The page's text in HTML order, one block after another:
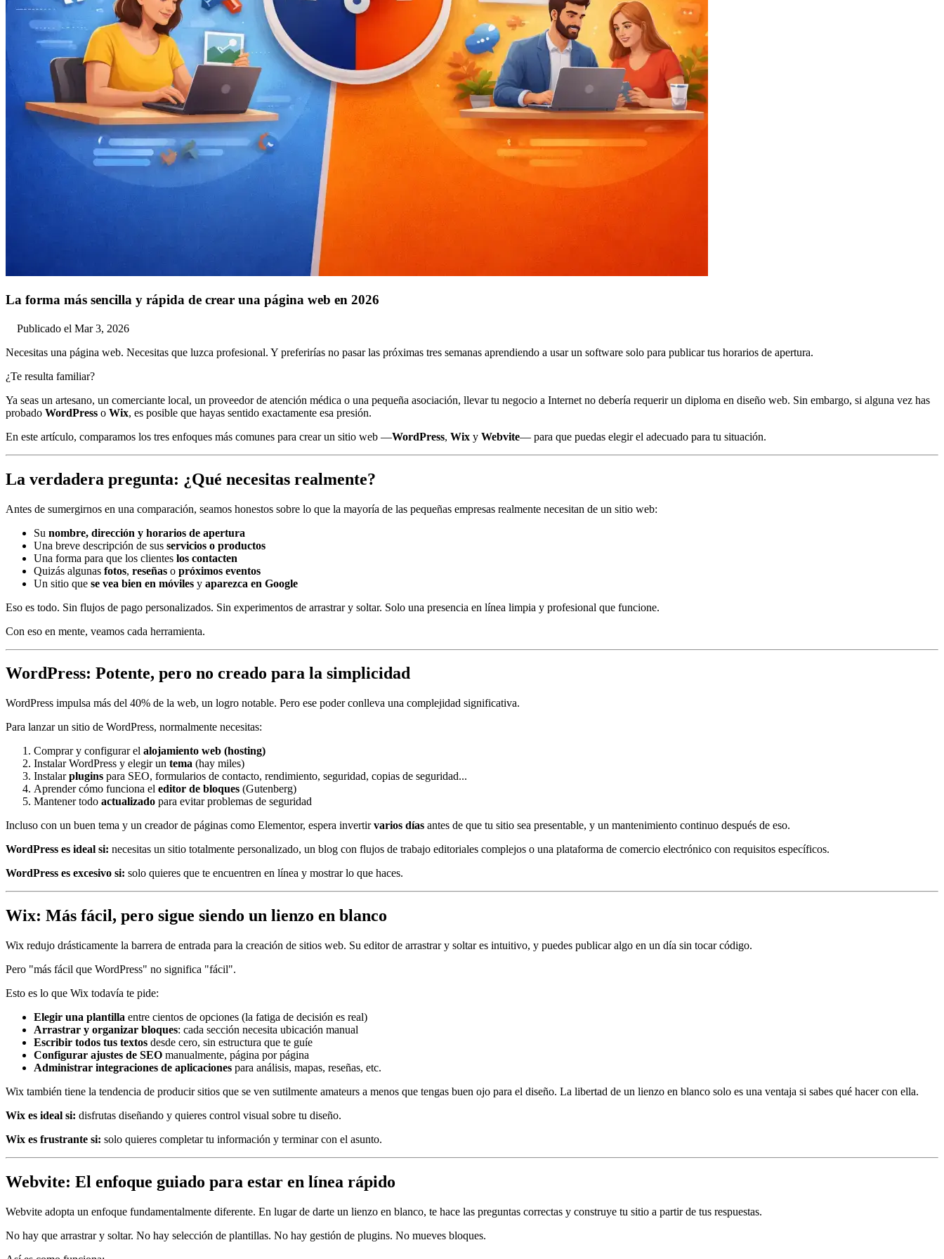
La forma más sencilla y rápida de crear una página web en 2026
Publicado el Mar 3, 2026
Necesitas una página web. Necesitas que luzca profesional. Y preferirías no pasar las próximas tres semanas aprendiendo a usar un software solo para publicar tus horarios de apertura.
¿Te resulta familiar?
Ya seas un artesano, un comerciante local, un proveedor de atención médica o una pequeña asociación, llevar tu negocio a Internet no debería requerir un diploma en diseño web. Sin embargo, si alguna vez has
probado WordPress o Wix, es posible que hayas sentido exactamente esa presión.
En este artículo, comparamos los tres enfoques más comunes para crear un sitio web —WordPress, Wix y Webvite— para que puedas elegir el adecuado para tu situación.
La verdadera pregunta: ¿Qué necesitas realmente?
Antes de sumergirnos en una comparación, seamos honestos sobre lo que la mayoría de las pequeñas empresas realmente necesitan de un sitio web:
Su nombre, dirección y horarios de apertura
Una breve descripción de sus servicios o productos
Una forma para que los clientes los contacten
Quizás algunas fotos, reseñas o próximos eventos
Un sitio que se vea bien en móviles y aparezca en Google
Eso es todo. Sin flujos de pago personalizados. Sin experimentos de arrastrar y soltar. Solo una presencia en línea limpia y profesional que funcione.
Con eso en mente, veamos cada herramienta.
WordPress: Potente, pero no creado para la simplicidad
WordPress impulsa más del 40% de la web, un logro notable. Pero ese poder conlleva una complejidad significativa.
Para lanzar un sitio de WordPress, normalmente necesitas:
Comprar y configurar el alojamiento web (hosting)
Instalar WordPress y elegir un tema (hay miles)
Instalarplugins para SEO, formularios de contacto, rendimiento, seguridad, copias de seguridad...
Aprender cómo funciona el editor de bloques (Gutenberg)
Mantener todo actualizado para evitar problemas de seguridad
Incluso con un buen tema y un creador de páginas como Elementor, espera invertirvarios días antes de que tu sitio sea presentable, y un mantenimiento continuo después de eso.
WordPress es ideal si: necesitas un sitio totalmente personalizado, un blog con flujos de trabajo editoriales complejos o una plataforma de comercio electrónico con requisitos específicos.
WordPress es excesivo si: solo quieres que te encuentren en línea y mostrar lo que haces.
Wix: Más fácil, pero sigue siendo un lienzo en blanco
Wix redujo drásticamente la barrera de entrada para la creación de sitios web. Su editor de arrastrar y soltar es intuitivo, y puedes publicar algo en un día sin tocar código.
Pero "más fácil que WordPress" no significa "fácil".
Esto es lo que Wix todavía te pide:
Elegir una plantilla entre cientos de opciones (la fatiga de decisión es real)
Arrastrar y organizar bloques: cada sección necesita ubicación manual
Escribir todos tus textos desde cero, sin estructura que te guíe
Configurar ajustes de SEO manualmente, página por página
Administrar integraciones de aplicaciones para análisis, mapas, reseñas, etc.
Wix también tiene la tendencia de producir sitios que se ven sutilmente amateurs a menos que tengas buen ojo para el diseño. La libertad de un lienzo en blanco solo es una ventaja si sabes qué hacer con ella.
Wix es ideal si: disfrutas diseñando y quieres control visual sobre tu diseño.
Wix es frustrante si: solo quieres completar tu información y terminar con el asunto.
Webvite: El enfoque guiado para estar en línea rápido
Webvite adopta un enfoque fundamentalmente diferente. En lugar de darte un lienzo en blanco, te hace las preguntas correctas y construye tu sitio a partir de tus respuestas.
No hay que arrastrar y soltar. No hay selección de plantillas. No hay gestión de plugins. No mueves bloques.